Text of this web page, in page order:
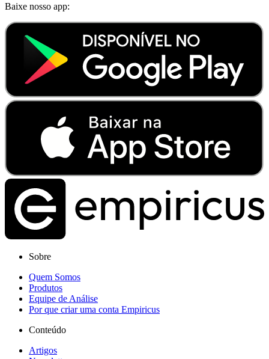
Baixe nosso app:
Sobre
Quem Somos
Produtos
Equipe de Análise
Por que criar uma conta Empiricus
Conteúdo
Artigos